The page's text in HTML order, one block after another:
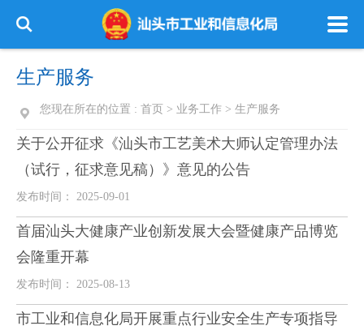
生产服务
您现在所在的位置 : 首页 > 业务工作 > 生产服务
关于公开征求《汕头市工艺美术大师认定管理办法
（试行，征求意见稿）》意见的公告
发布时间： 2025-09-01
首届汕头大健康产业创新发展大会暨健康产品博览
会隆重开幕
发布时间： 2025-08-13
市工业和信息化局开展重点行业安全生产专项指导